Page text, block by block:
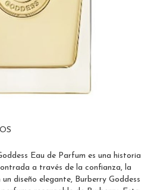
Eau de Parfum es una historia
a través de la confianza, la
diseño elegante, Burberry Goddess